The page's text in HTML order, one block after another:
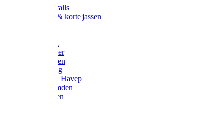
Kinderoveralls
Stofjassen & korte jassen
Bodywarmer
Werkbroeken
Zaagkleding
Werkjassen Havep
Thermohemden
Overhemden